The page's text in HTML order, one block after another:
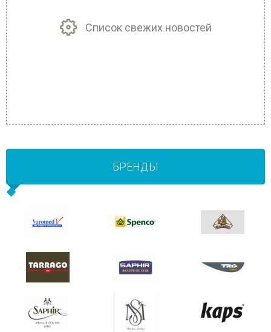
Список свежих новостей
БРЕНДЫ